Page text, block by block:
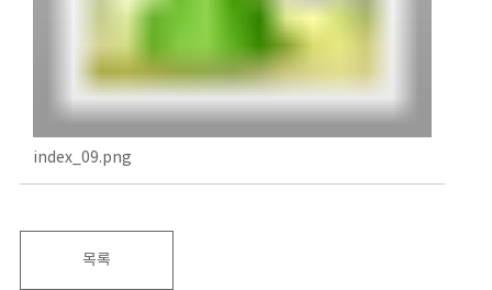
index_09.png
목록